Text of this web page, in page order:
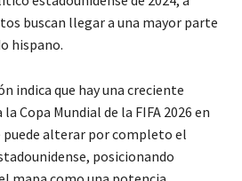
buscan llegar a una mayor parte
hispano.
indica que hay una creciente
Copa Mundial de la FIFA 2026 en
puede alterar por completo el
posicionando